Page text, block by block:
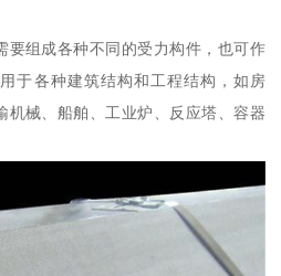
要组成各种不同的受力构件，也可作
于各种建筑结构和工程结构，如房
机械、船舶、工业炉、反应塔、容器